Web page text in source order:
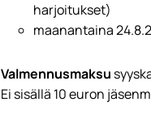
harjoitukset)
maanantaina
Valmennusmaksu
Ei sisällä 10 euron